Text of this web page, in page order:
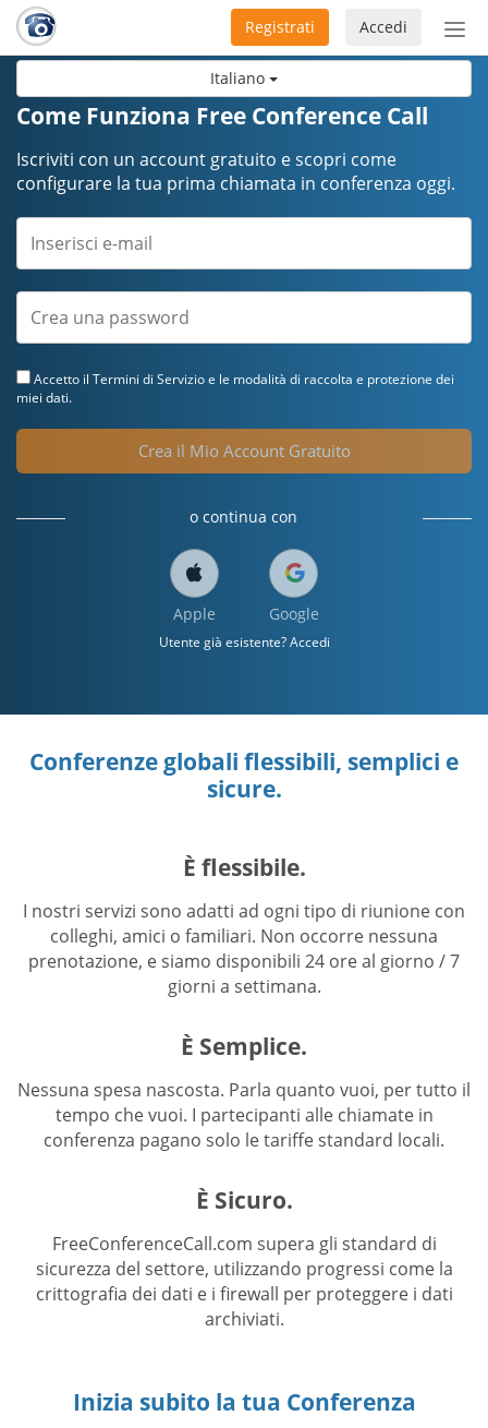
Italiano
Accedi
Registrati
Come Funziona Free Conference Call
Iscriviti con un account gratuito e scopri come
configurare la tua prima chiamata in conferenza oggi.
Accetto il Termini di Servizioe le modalità di raccolta e protezione dei
miei dati.
Crea il Mio Account Gratuito
o continua con
Apple Google
Utente già esistente? Accedi
Conferenze globali flessibili, semplici e
sicure.
È flessibile.
I nostri servizi sono adatti ad ogni tipo di riunione con
colleghi, amici o familiari. Non occorre nessuna
prenotazione, e siamo disponibili 24 ore al giorno / 7
giorni a settimana.
È Semplice.
Nessuna spesa nascosta. Parla quanto vuoi, per tutto il
tempo che vuoi. I partecipanti alle chiamate in
conferenza pagano solo le tariffe standard locali.
È Sicuro.
FreeConferenceCall.com supera gli standard di
sicurezza del settore, utilizzando progressi come la
crittografia dei dati e i firewall per proteggere i dati
archiviati.
Inizia subito la tua Conferenza